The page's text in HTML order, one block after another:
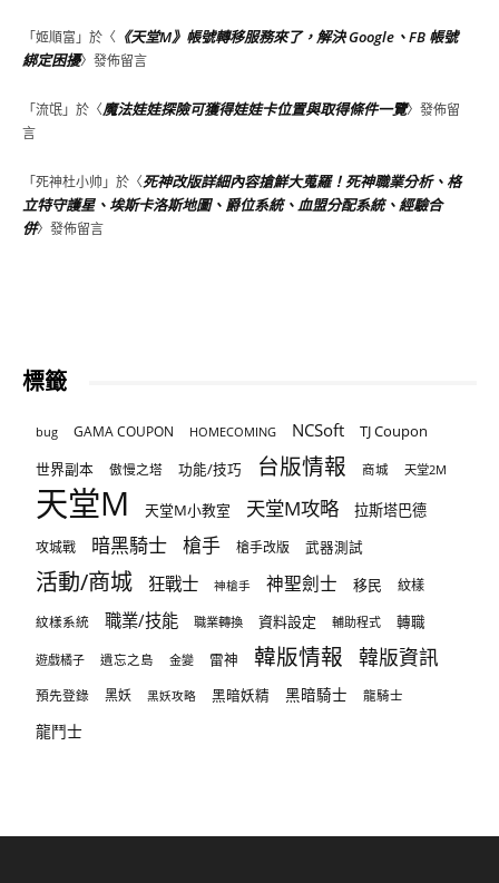
「姬順富 」於〈 《天堂M》帳號轉移服務來了，解決 Google、FB 帳號
綁定困擾〉發佈留言
「流氓」於〈魔法娃娃探險可獲得娃娃卡位置與取得條件一覽〉發佈留
言
「死神杜小帅 」於〈死神改版詳細內容搶鮮大蒐羅！死神職業分析、格
立特守護星、埃斯卡洛斯地圖、爵位系統、血盟分配系統、經驗合
併〉發佈留言
標籤
bug GAMA COUPON HOMECOMING NCSoft
TJ Coupon
世界副本
傲慢之塔 功能/技巧 台版情報 商城 天堂2M
天堂M 天堂M小教室 天堂M攻略 拉斯塔巴德
攻城戰 暗黑騎士 槍手 槍手改版 武器測試
活動/商城 狂戰士 神槍手 神聖劍士 移民 紋樣
紋樣系統 職業/技能 職業轉換 資料設定 輔助程式 轉職
遊戲橘子 遺忘之島 金變 雷神 韓版情報 韓版資訊
預先登錄 黑妖 黑妖攻略 黑暗妖精 黑暗騎士 龍騎士
龍鬥士